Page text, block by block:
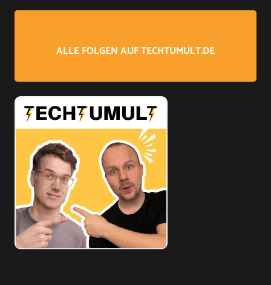
ALLE FOLGEN AUF TECHTUMULT.DE